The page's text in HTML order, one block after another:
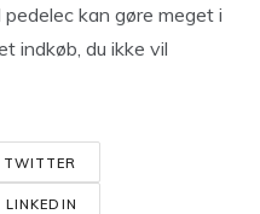
kan gøre meget i
indkøb, du ikke vil
TWITTER
LINKEDIN